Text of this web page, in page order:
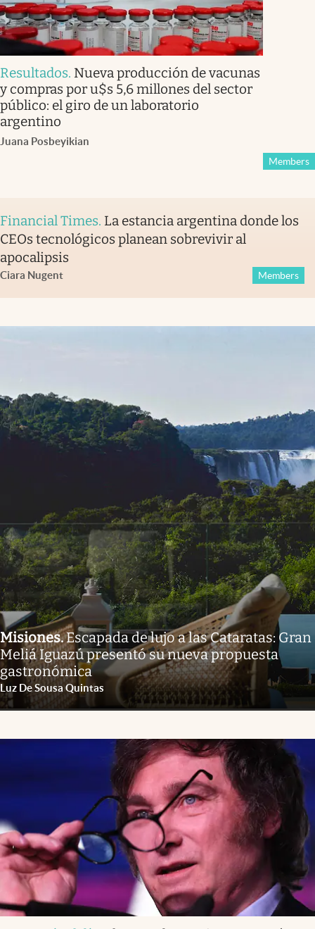
Resultados. Nueva producción de vacunas
y compras por u$s 5,6 millones del sector
público: el giro de un laboratorio
argentino
Juana Posbeyikian
Members
Financial Times. La estancia argentina donde los
CEOs tecnológicos planean sobrevivir al
apocalipsis
Ciara Nugent Members
Misiones.Escapada de lujo a las Cataratas: Gran
Meliá Iguazú presentó su nueva propuesta
gastronómica
Luz De Sousa Quintas